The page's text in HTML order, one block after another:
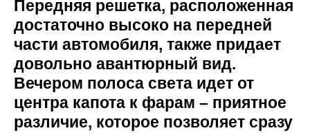
Передняя решетка, расположенная
достаточно высоко на передней
части автомобиля, также придает
довольно авантюрный вид.
Вечером полоса света идет от
центра капота к фарам – приятное
различие, которое позволяет сразу